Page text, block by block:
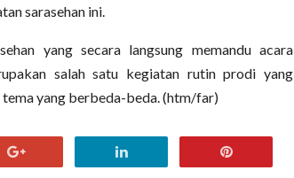
sarasehan ini.
yang secara langsung memandu acara
salah satu kegiatan rutin prodi yang
yang berbeda-beda. (htm/far)